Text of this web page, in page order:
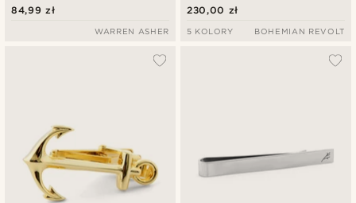
84,99 zł
WARREN ASHER
230,00 zł
5 KOLORY BOHEMIAN REVOLT